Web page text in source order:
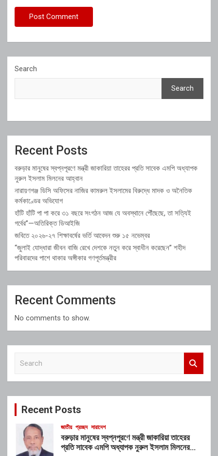
Search
Search
Recent Posts
বরুড়ার মানুষের স্বপ্নপূরণে মন্ত্রী জাকারিয়া তাহেরর প্রতি সাবেক এমপি অধ্যাপক
নুরুল ইসলাম মিলনের আহ্বান
নারায়ণগঞ্জ ডিসি অফিসের নাজির কামরুল ইসলামের বিরুদ্ধে মাদক ও অনৈতিক
কর্মকাণ্ডের অভিযোগ
হাঁটি হাঁটি পা পা করে ৩১ বছরে সংগঠন আজ যে অবস্থানে পৌঁছেছে, তা সত্যিই
গর্বের”—অতিরিক্ত ডিআইজি
জবিতে ২০২৬-২৭ শিক্ষাবর্ষের ভর্তি আবেদন শুরু ১৫ নভেম্বর
“জুলাই যোদ্ধারা জীবন বাজি রেখে দেশকে নতুন করে স্বাধীন করেছেন” শহীদ
পরিবারদের পাশে থাকার অঙ্গীকার গণপূর্তমন্ত্রীর
Recent Comments
No comments to show.
c
Recent Posts
জাতীয় প্রচ্ছদ সারাদেশ
বরুড়ার মানুষের স্বপ্নপূরণে মন্ত্রী জাকারিয়া তাহেরর
প্রতি সাবেক এমপি অধ্যাপক নুরুল ইসলাম মিলনের